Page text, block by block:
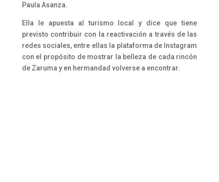
Paula Asanza.
Ella le apuesta al turismo local y dice que tiene
previsto contribuir con la reactivación a través de las
redes sociales, entre ellas la plataforma de Instagram
con el propósito de mostrar la belleza de cada rincón
de Zaruma y en hermandad volverse a encontrar.